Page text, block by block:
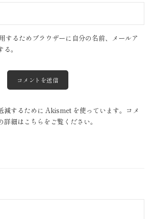
するためブラウザーに自分の名前、メールア
。
減するために Akismet を使っています。 コメ
詳細はこちらをご覧ください。